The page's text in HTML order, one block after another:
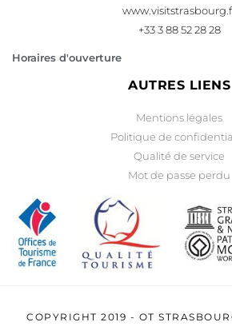
+33 3 88 52 28 28
Horaires d'ouverture
AUTRES LIENS
Mentions légales
Politique de
Qualité de service
Mot de passe perdu
COPYRIGHT 2019 - OT